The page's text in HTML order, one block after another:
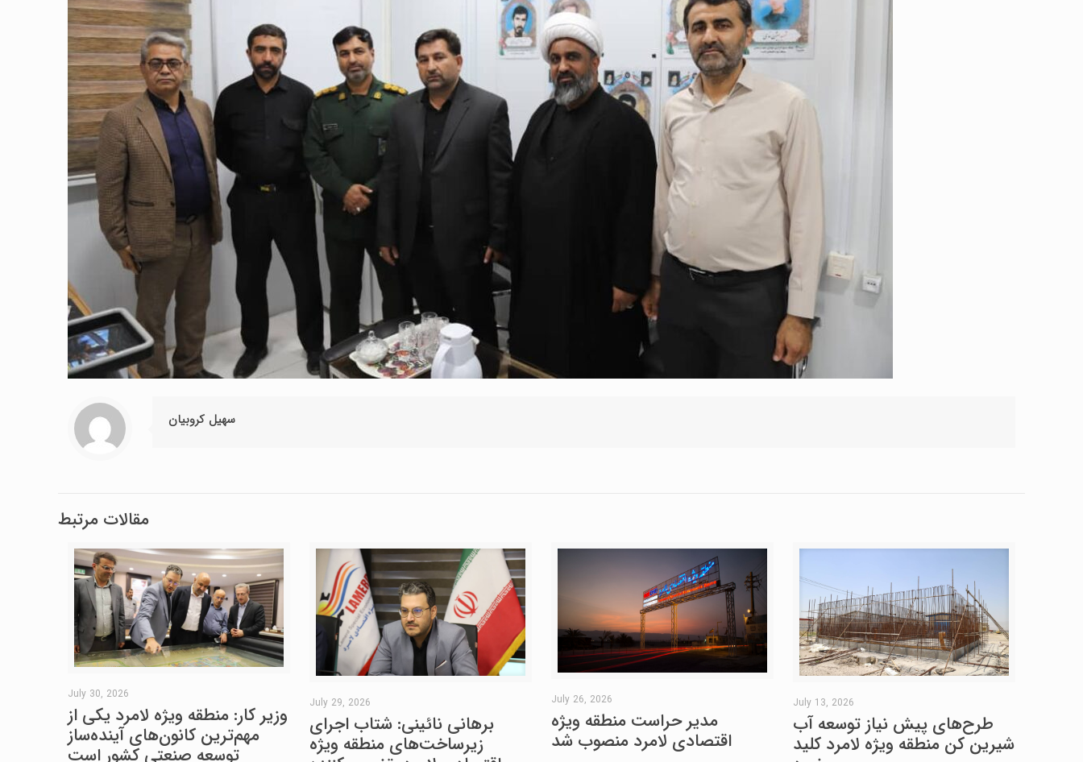
سهیل کروبیان
مقالات مرتبط
July 30, 2026
وزیر کار: منطقه ویژه لامرد یکی از
مهم‌ترین کانون‌های آینده‌ساز
توسعه صنعتی کشور است
July 29, 2026
برهانی نائینی: شتاب اجرای
زیرساخت‌های منطقه ویژه
July 26, 2026
مدیر حراست منطقه ویژه
اقتصادی لامرد منصوب شد
July 13, 2026
طرح‌های پیش نیاز توسعه آب
شیرین کن منطقه ویژه لامرد کلید